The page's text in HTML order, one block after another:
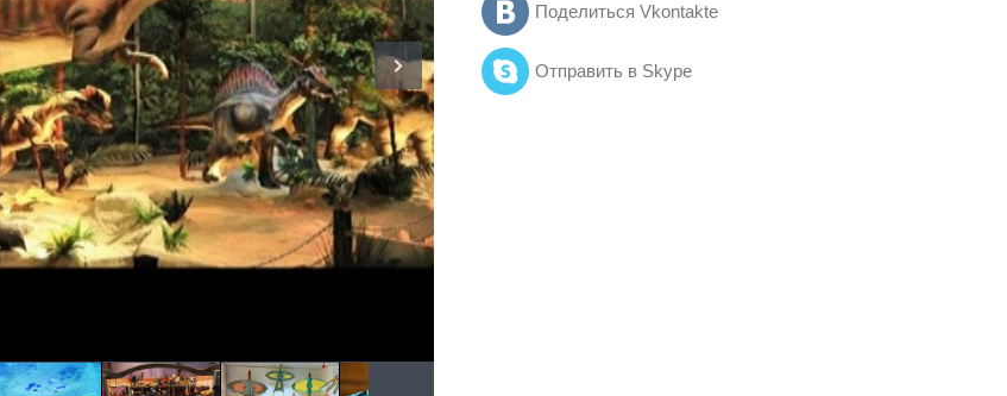
Поделиться Vkontakte
Отправить в Skype